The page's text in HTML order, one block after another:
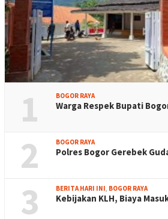
1 BOGOR RAYA
Warga Respek Bupati
2 BOGOR RAYA
Polres Bogor Gerebek
3 BERITA HARI INI, BOGOR RAYA
Kebijakan KLH, Biaya